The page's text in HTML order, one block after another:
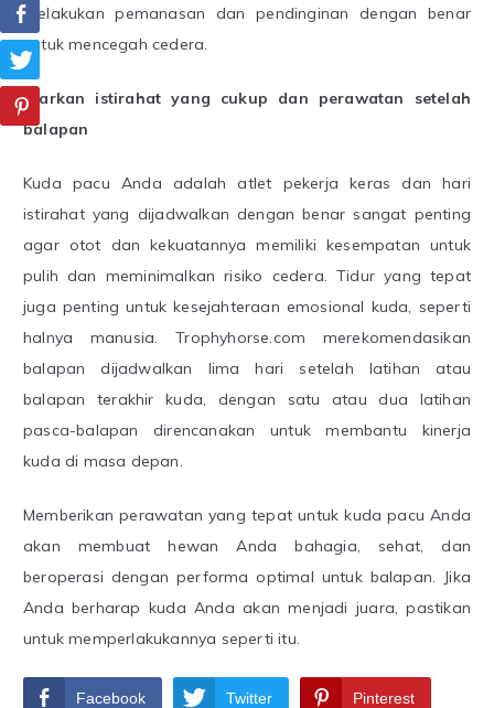
melakukan pemanasan dan pendinginan dengan benar
untuk mencegah cedera.
Biarkan istirahat yang cukup dan perawatan setelah
balapan
Kuda pacu Anda adalah atlet pekerja keras dan hari
istirahat yang dijadwalkan dengan benar sangat penting
agar otot dan kekuatannya memiliki kesempatan untuk
pulih dan meminimalkan risiko cedera. Tidur yang tepat
juga penting untuk kesejahteraan emosional kuda, seperti
halnya manusia. Trophyhorse.com merekomendasikan
balapan dijadwalkan lima hari setelah latihan atau
balapan terakhir kuda, dengan satu atau dua latihan
pasca-balapan direncanakan untuk membantu kinerja
kuda di masa depan.
Memberikan perawatan yang tepat untuk kuda pacu Anda
akan membuat hewan Anda bahagia, sehat, dan
beroperasi dengan performa optimal untuk balapan. Jika
Anda berharap kuda Anda akan menjadi juara, pastikan
untuk memperlakukannya seperti itu.
Facebook Twitter Pinterest